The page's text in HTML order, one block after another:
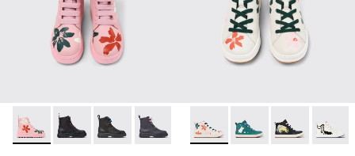
Twins - K900150-020 - Bottines en cuir multicolore pour
Twins - K900150-021
Twins - K900150-019
Twins - K900150-018
Twins - K900150-017
Twins - K900150-015
Twins -Twins -
Twins - K900261-012 -
Twins - K900261-013
Twins -Twins